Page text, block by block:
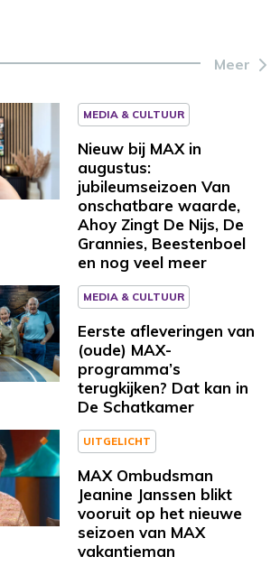
Meer
MEDIA & CULTUUR
Nieuw bij MAX in
augustus:
jubileumseizoen Van
onschatbare waarde,
Ahoy Zingt De Nijs, De
Grannies, Beestenboel
en nog veel meer
MEDIA & CULTUUR
Eerste afleveringen van
(oude) MAX-
programma’s
terugkijken? Dat kan in
De Schatkamer
UITGELICHT
MAX Ombudsman
Jeanine Janssen blikt
vooruit op het nieuwe
seizoen van MAX
vakantieman